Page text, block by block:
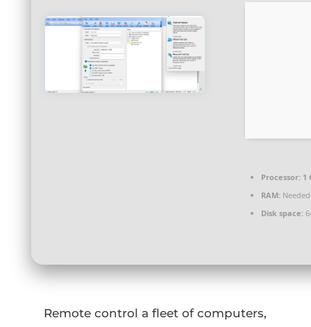
Processor:1
RAM:
Disk space:
Remote control a fleet of computers,